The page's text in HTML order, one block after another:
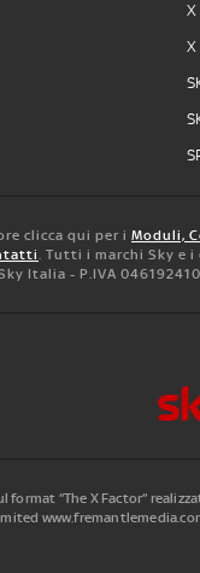
X
X
clicca qui per i Moduli,
. Tutti i marchi Sky e
Italia - P.IVA
format “The X Factor”